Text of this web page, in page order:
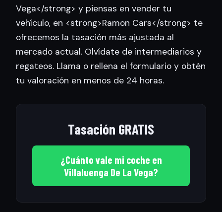
Vega</strong> y piensas en vender tu
vehículo, en <strong>Ramon Cars</strong> te
ofrecemos la tasación más ajustada al
mercado actual. Olvídate de intermediarios y
regateos. Llama o rellena el formulario y obtén
tu valoración en menos de 24 horas.
Tasación GRATIS
¿Cuánto vale mi coche en
Villaluenga De La Vega?